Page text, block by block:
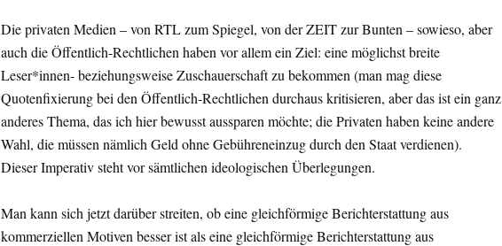
Die privaten Medien – von RTL zum Spiegel, von der ZEIT zur Bunten – sowieso, aber
auch die Öffentlich-Rechtlichen haben vor allem ein Ziel: eine möglichst breite
Leser*innen- beziehungsweise Zuschauerschaft zu bekommen (man mag diese
Quotenfixierung bei den Öffentlich-Rechtlichen durchaus kritisieren, aber das ist ein ganz
anderes Thema, das ich hier bewusst aussparen möchte; die Privaten haben keine andere
Wahl, die müssen nämlich Geld ohne Gebühreneinzug durch den Staat verdienen).
Dieser Imperativ steht vor sämtlichen ideologischen Überlegungen.
Man kann sich jetzt darüber streiten, ob eine gleichförmige Berichterstattung aus
kommerziellen Motiven besser ist als eine gleichförmige Berichterstattung aus